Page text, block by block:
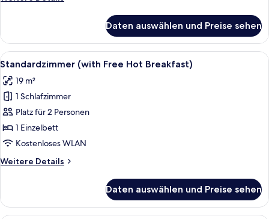
Breakfast)
2 Einzelbetten
(with
Free
Breakfast)
Daten auswählen und Preise sehen
Alle
Fotos
für
Standardzimmer
(with
Free
Hot
anzeigen
Ein Hotelzimmer mit einem großen
6
Standardzimmer (with Free Hot Breakfast)
19 m²
1 Schlafzimmer
Platz für 2 Personen
1 Einzelbett
Kostenloses WLAN
Weitere Details
Weitere
(with
Free
Daten auswählen und Preise sehen